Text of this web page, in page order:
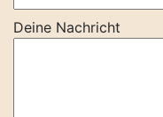
Deine Nachricht